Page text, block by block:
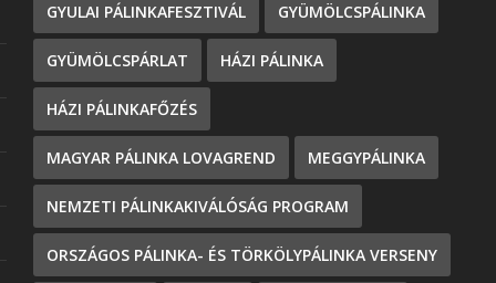
GYULAI PÁLINKAFESZTIVÁL GYÜMÖLCSPÁLINKA
GYÜMÖLCSPÁRLAT HÁZI PÁLINKA
HÁZI PÁLINKAFŐZÉS
MAGYAR PÁLINKA LOVAGREND MEGGYPÁLINKA
NEMZETI PÁLINKAKIVÁLÓSÁG PROGRAM
ORSZÁGOS PÁLINKA- ÉS TÖRKÖLYPÁLINKA VERSENY